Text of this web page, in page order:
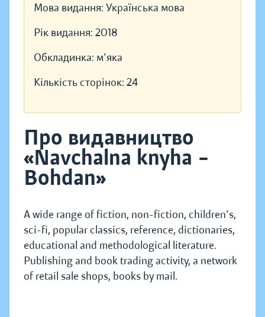
Мова видання: Українська мова
Рік видання: 2018
Обкладинка: м'яка
Кількість сторінок: 24
Про видавництво
«Navchalna knyha –
Bohdan»
A wide range of fiction, non-fiction, children's,
sci-fi, popular classics, reference, dictionaries,
educational and methodological literature.
Publishing and book trading activity, a network
of retail sale shops, books by mail.